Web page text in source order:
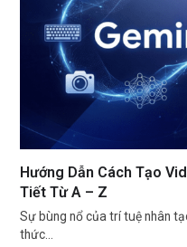
Hướng Dẫn Cách Tạo
Tiết Từ A – Z
Sự bùng nổ của trí tuệ nhân
thức…